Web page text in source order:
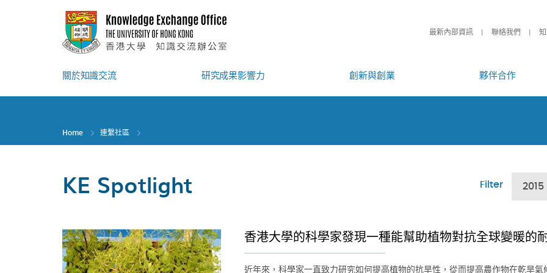
最新內部資訊 聯絡我們
關於知識交流 研究成果影響力 創新與創業 夥伴合作
Home 連繫社區
KE Spotlight Filter 2015
香港大學的科學家發現一種能幫助植物對抗全球變暖的
近年來，科學家一直致力研究如何提高植物的抗旱性，從而提高農作物在乾旱